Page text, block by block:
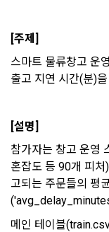
을 크라우드소싱하
해커톤, AI해커톤,
8. “교육”이라 함은
9. "아이디"라 함은
"회원"이 가입 시 사
10. "비밀번호"라
이디를 부여받은
호하기 위하여 "회
동일한 용도로 쓰이
한다.
데이콘 주식회사(
를 수집하고 있으
보를 이용하지 않습
회원제 서비스 이
의에 대한 응답, 새
2) 서비스 제공에
산
본인인증, 채용정
2021.05.25
[주제]
스마트 물류창고 운
출고 지연 시간(분)
[설명]
참가자는 창고 운영
혼잡도 등 90개 피
고되는 주문들의 평
메인 테이블